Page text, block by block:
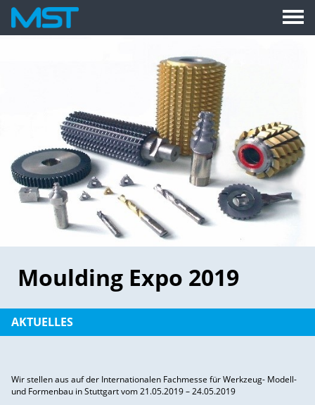
Moulding Expo 2019
AKTUELLES
Wir stellen aus auf der Internationalen Fachmesse für Werkzeug- Modell-
und Formenbau in Stuttgart vom 21.05.2019 – 24.05.2019